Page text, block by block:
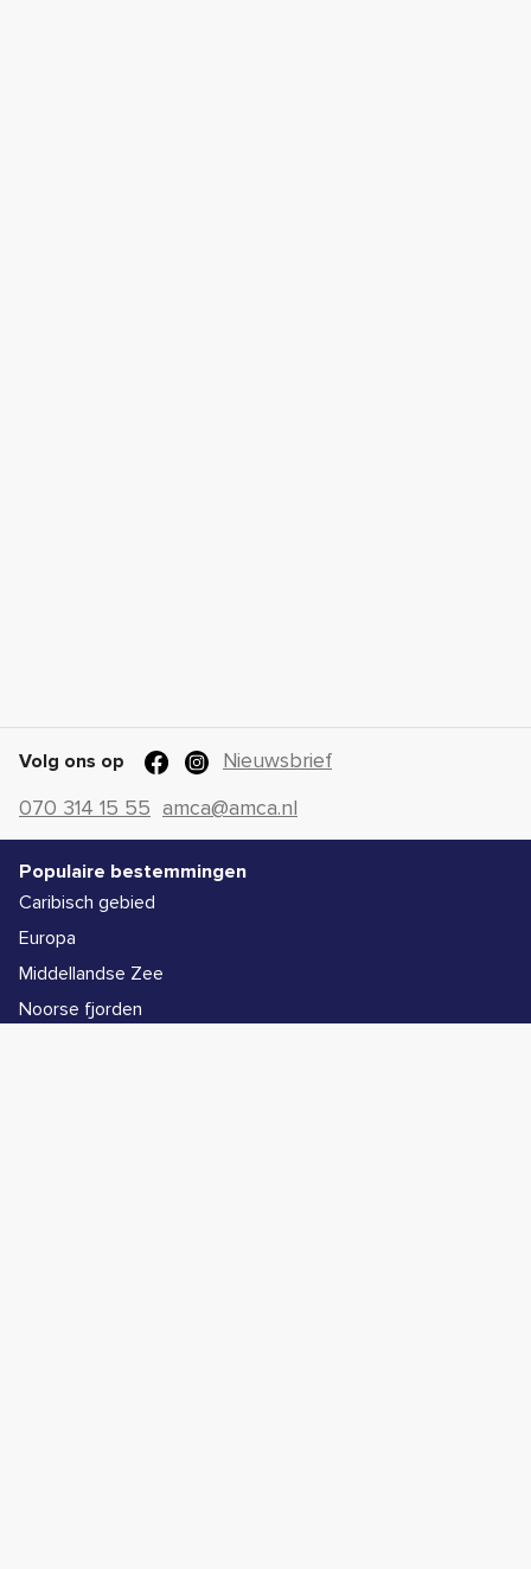
Volg ons op
Nieuwsbrief
070 314 15 55 amca@amca.nl
Populaire bestemmingen
Caribisch gebied
Europa
Middellandse Zee
Noorse fjorden